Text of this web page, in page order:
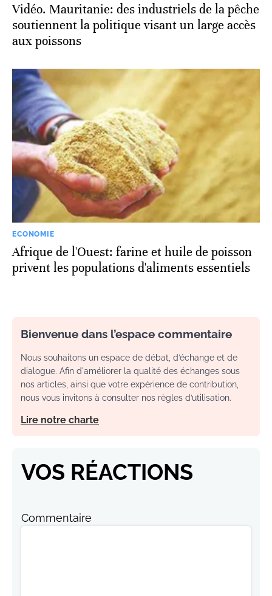
Vidéo. Mauritanie: des industriels de la pêche
soutiennent la politique visant un large accès
aux poissons
ECONOMIE
Afrique de l'Ouest: farine et huile de poisson
privent les populations d'aliments essentiels
Bienvenue dans l’espace commentaire
Nous souhaitons un espace de débat, d’échange et de
dialogue. Afin d'améliorer la qualité des échanges sous
nos articles, ainsi que votre expérience de contribution,
nous vous invitons à consulter nos règles d’utilisation.
Lire notre charte
VOS RÉACTIONS
Commentaire